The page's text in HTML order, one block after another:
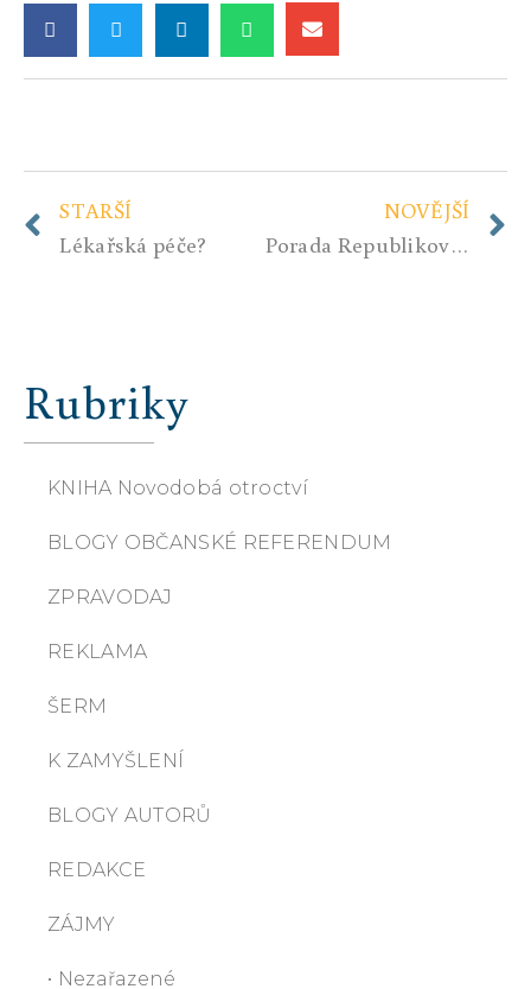
STARŠÍ
Lékařská péče?
NOVĚJŠÍ
Porada Republikového štábu Občanského parlamentu 13.8.2022 – tisková zpráva
Rubriky
KNIHA Novodobá otroctví
BLOGY OBČANSKÉ REFERENDUM
ZPRAVODAJ
REKLAMA
ŠERM
K ZAMYŠLENÍ
BLOGY AUTORŮ
REDAKCE
ZÁJMY
• Nezařazené